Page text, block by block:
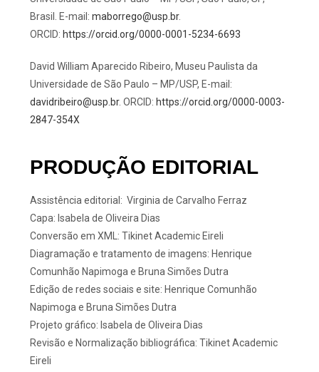
Brasil. E-mail:maborrego@usp.br.
ORCID: https://orcid.org/0000-0001-5234-6693
David William Aparecido Ribeiro, Museu Paulista da
Universidade de São Paulo – MP/USP, E-mail:
davidribeiro@usp.br. ORCID: https://orcid.org/0000-0003-
2847-354X
PRODUÇÃO EDITORIAL
Assistência editorial: Virginia de Carvalho Ferraz
Capa: Isabela de Oliveira Dias
Conversão em XML:Tikinet Academic Eireli
Diagramação e tratamento de imagens: Henrique
Comunhão Napimoga e Bruna Simões Dutra
Edição de redes sociais e site: Henrique Comunhão
Napimoga e Bruna Simões Dutra
Projeto gráfico: Isabela de Oliveira Dias
Revisão e Normalização bibliográfica:Tikinet Academic
Eireli